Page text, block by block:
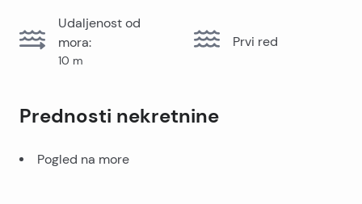
Udaljenost od
mora:
10 m
Prvi red
Prednosti nekretnine
Pogled na more